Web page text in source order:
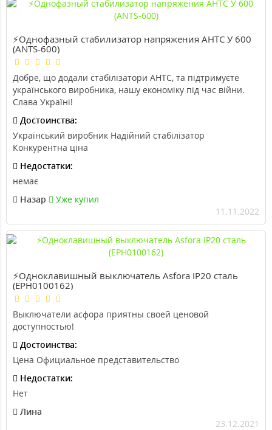
⚡Однофазный стабилизатор напряжения АНТС У 600
(ANTS-600)
Добре, що додали стабілізатори АНТС, та підтримуєте
українського виробника, нашу економіку під час війни.
Слава Україні!
Достоинства:
Український виробник Надійний стабілізатор
Конкурентна ціна
Недостатки:
немає
Назар
Уже купил
11.11.2022
⚡Одноклавишный выключатель Asfora IP20 сталь
(EPH0100162)
Выключатели асфора приятны своей ценовой
доступностью!
Достоинства:
Цена Официальное представительство
Недостатки:
Нет
Лина
23.12.2021